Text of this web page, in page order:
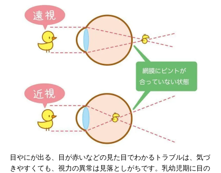
目やにが出る、目が赤いなどの見た目でわかるトラブルは、気づ
きやすくても、視力の異常は見落としがちです。乳幼児期に目の